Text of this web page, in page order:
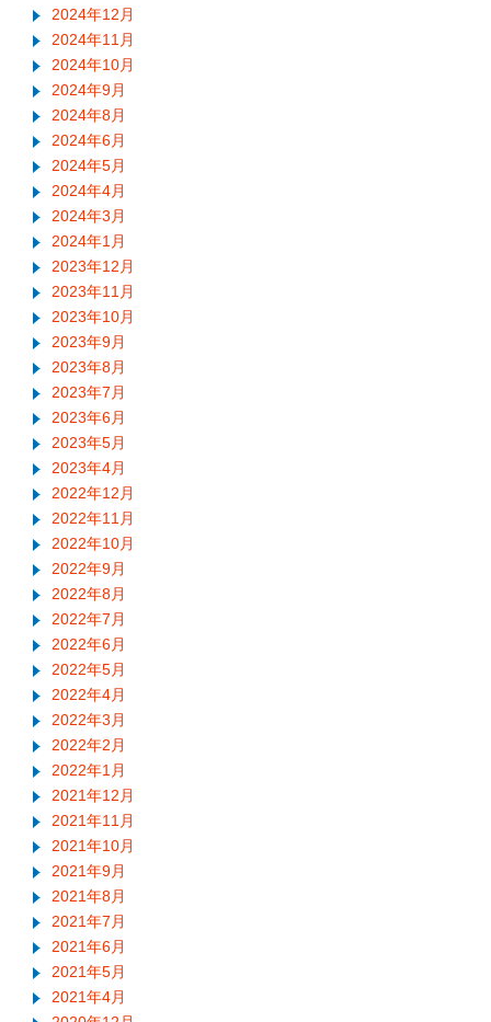
2024年12月
2024年11月
2024年10月
2024年9月
2024年8月
2024年6月
2024年5月
2024年4月
2024年3月
2024年1月
2023年12月
2023年11月
2023年10月
2023年9月
2023年8月
2023年7月
2023年6月
2023年5月
2023年4月
2022年12月
2022年11月
2022年10月
2022年9月
2022年8月
2022年7月
2022年6月
2022年5月
2022年4月
2022年3月
2022年2月
2022年1月
2021年12月
2021年11月
2021年10月
2021年9月
2021年8月
2021年7月
2021年6月
2021年5月
2021年4月